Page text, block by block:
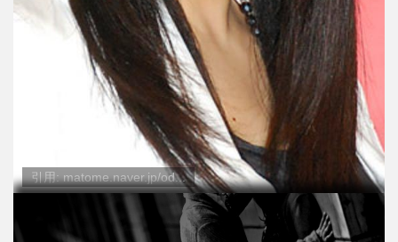
引用: matome.naver.jp/od...